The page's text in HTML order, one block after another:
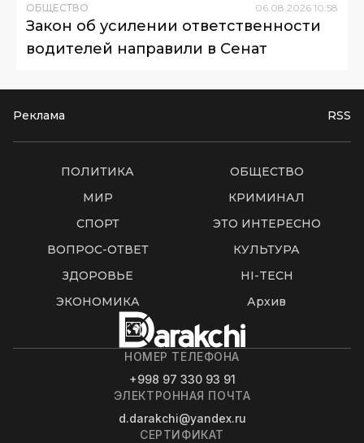
ОБЩЕСТВО 06 08 2026 10:58
Закон об усилении ответственности
водителей направили в Сенат
Реклама RSS
ПОЛИТИКА
ОБЩЕСТВО
МИР
КРИМИНАЛ
СПОРТ
ЭТО ИНТЕРЕСНО
ВОПРОС-ОТВЕТ
КУЛЬТУРА
ЗДОРОВЬЕ
HI-TECH
ЭКОНОМИКА
Архив
НОМЕР ТЕЛЕФОНА
+998 97 330 93 91
ЭЛЕКТРОННАЯ ПОЧТА
d.darakchi@yandex.ru
СЕРТИФИКАТ